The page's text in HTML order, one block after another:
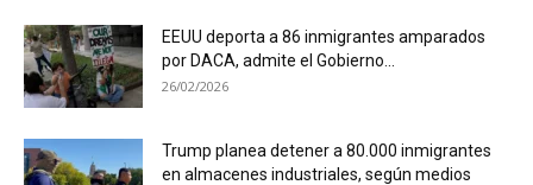
EEUU deporta a 86 inmigrantes amparados
por DACA, admite el Gobierno...
26/02/2026
Trump planea detener a 80.000 inmigrantes
en almacenes industriales, según medios